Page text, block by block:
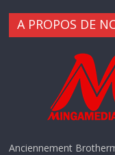
A PROPOS DE
Anciennement